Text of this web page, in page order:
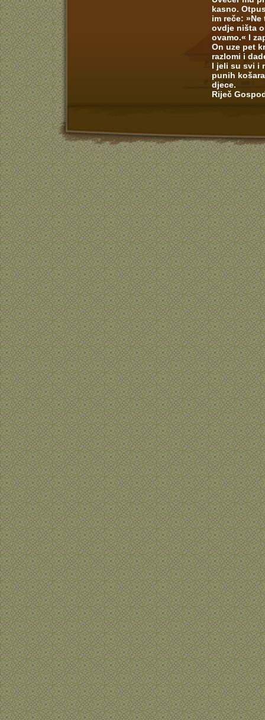
kasno.
im reče:
ovdje ništa
ovamo.« I
On uze pet
razlomi i
I jeli su svi i
punih
djece.
Riječ